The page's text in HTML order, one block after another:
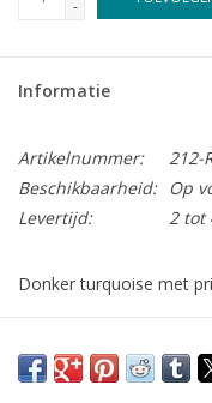
-
Informatie
Artikelnummer:
212-
Beschikbaarheid:
Op
Levertijd:
2 tot
Donker turquoise met
4 grote afbeeldingen
naaimachine